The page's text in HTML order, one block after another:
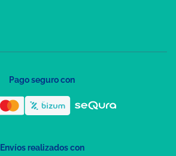
Pago seguro con
Envíos realizados con